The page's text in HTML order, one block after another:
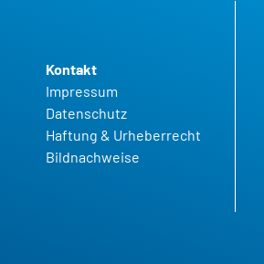
Kontakt
Impressum
Datenschutz
Haftung & Urheberrecht
Bildnachweise